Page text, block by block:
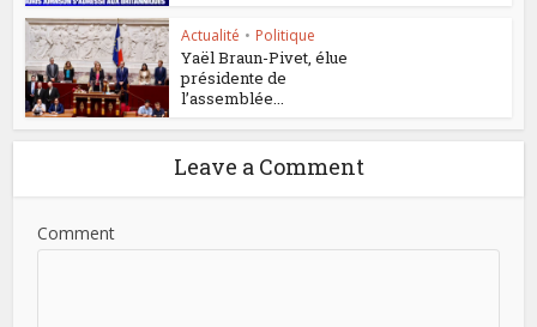
Actualité • Politique
Yaël Braun-Pivet, élue
présidente de
l’assemblée...
Leave a Comment
Comment